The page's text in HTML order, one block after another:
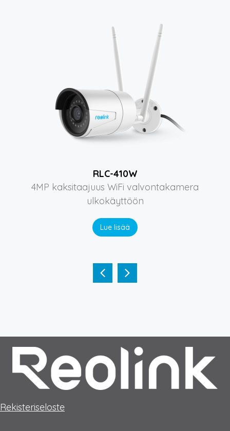
RLC-410W
4MP kaksitaajuus WiFi valvontakamera
ulkokäyttöön
Lue lisää
Rekisteriseloste